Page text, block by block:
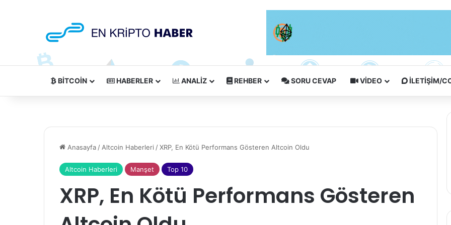
BITCOIN HABERLER ANALIZ REHBER SORU CEVAP VIDEO İLETIŞIM/
Anasayfa / Altcoin Haberleri /XRP, En Kötü Performans Gösteren Altcoin Oldu
Altcoin Haberleri Manşet Top 10
XRP, En Kötü Performans Gösteren